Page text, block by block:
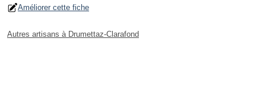
Améliorer cette fiche
Autres artisans à Drumettaz-Clarafond